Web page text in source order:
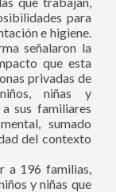
para
e higiene.
señalaron la
que esta
privadas de
niñas y
sus familiares
sumado
del contexto
a 196 familias,
y niñas que